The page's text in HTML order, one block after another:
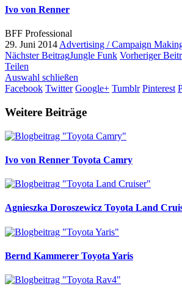
Ivo von Renner
BFF Professional
29. Juni 2014 Advertising / Campaign
Nächster BeitragJungle Funk Vorheriger
Teilen
Auswahl schließen
Facebook Twitter Google+ Tumblr Pinterest
Weitere Beiträge
Ivo von Renner Toyota Camry
Agnieszka Doroszewicz Toyota Land
Bernd Kammerer Toyota Yaris